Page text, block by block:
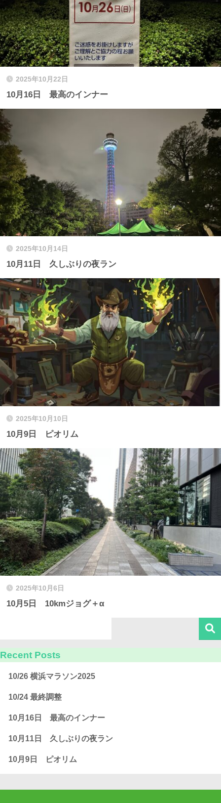
2025年10月22日
10月16日 最高のインナー
2025年10月14日
10月11日 久しぶりの夜ラン
2025年10月10日
10月9日 ピオリム
2025年10月6日
10月5日 10kmジョグ＋α
Recent Posts
10/26 横浜マラソン2025
10/24 最終調整
10月16日 最高のインナー
10月11日 久しぶりの夜ラン
10月9日 ピオリム